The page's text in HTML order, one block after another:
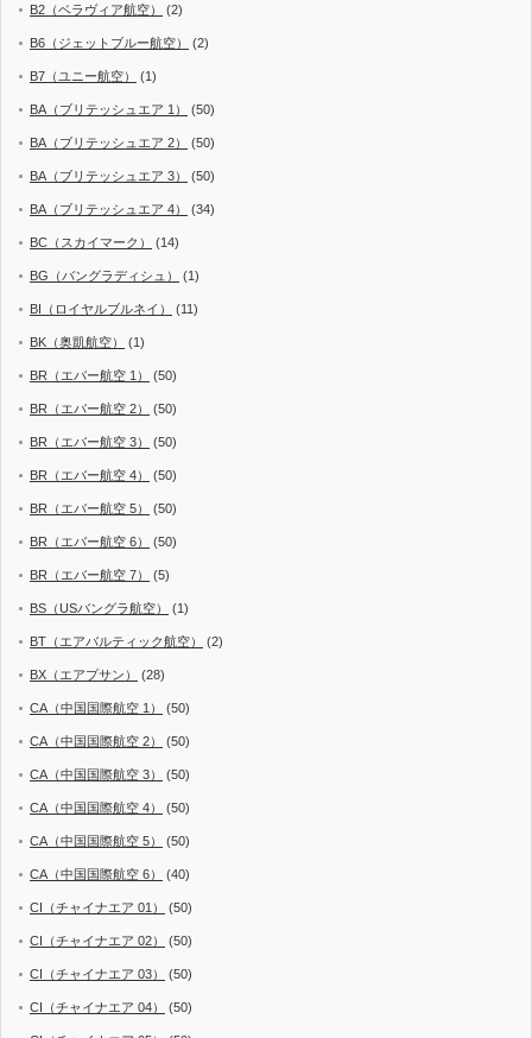
B2（ベラヴィア航空） (2)
B6（ジェットブルー航空） (2)
B7（ユニー航空） (1)
BA（ブリテッシュエア 1） (50)
BA（ブリテッシュエア 2） (50)
BA（ブリテッシュエア 3） (50)
BA（ブリテッシュエア 4） (34)
BC（スカイマーク） (14)
BG（バングラディシュ） (1)
BI（ロイヤルブルネイ） (11)
BK（奥凱航空） (1)
BR（エバー航空 1） (50)
BR（エバー航空 2） (50)
BR（エバー航空 3） (50)
BR（エバー航空 4） (50)
BR（エバー航空 5） (50)
BR（エバー航空 6） (50)
BR（エバー航空 7） (5)
BS（USバングラ航空） (1)
BT（エアバルティック航空） (2)
BX（エアプサン） (28)
CA（中国国際航空 1） (50)
CA（中国国際航空 2） (50)
CA（中国国際航空 3） (50)
CA（中国国際航空 4） (50)
CA（中国国際航空 5） (50)
CA（中国国際航空 6） (40)
CI（チャイナエア 01） (50)
CI（チャイナエア 02） (50)
CI（チャイナエア 03） (50)
CI（チャイナエア 04） (50)